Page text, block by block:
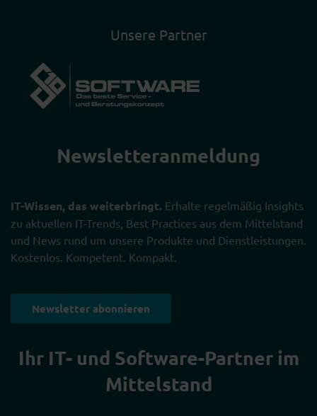
Unsere Partner
Newsletter­anmeldung
IT-Wissen, das weiterbringt. Erhalte regelmäßig Insights
zu aktuellen IT-Trends, Best Practices aus dem Mittelstand
und News rund um unsere Produkte und Dienstleistungen.
Kostenlos. Kompetent. Kompakt.
Newsletter abonnieren
Ihr IT- und Software-Partner im
Mittelstand